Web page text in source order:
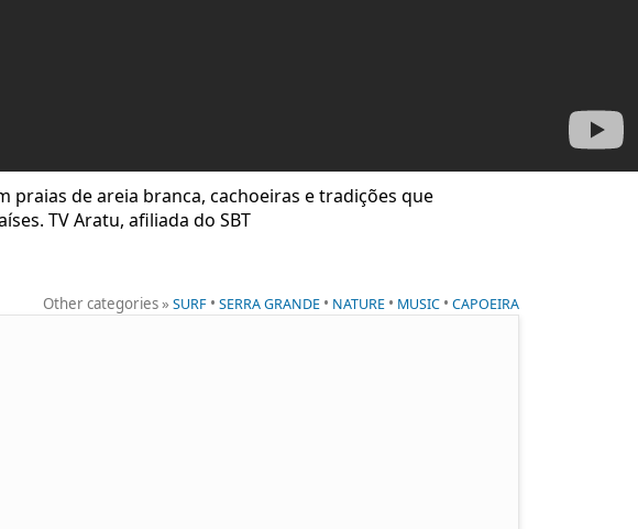
de areia branca, cachoeiras e tradições que
TV Aratu, afiliada do SBT
Other categories »SURF •SERRA GRANDE • NATURE • MUSIC •CAPOEIRA